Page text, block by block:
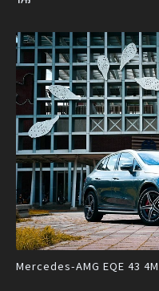
Mercedes-AMG EQE 43